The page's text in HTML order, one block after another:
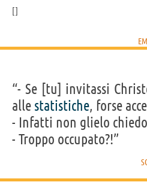
“- Se [tu] invitassi
alle statistiche, forse
- Infatti non glielo
- Troppo occupato?!”